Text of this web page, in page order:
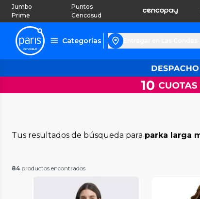
Jumbo
Prime
Puntos
Cencosud
Categorías
Tus resultados de búsqueda para parka larga
84 productos encontrados